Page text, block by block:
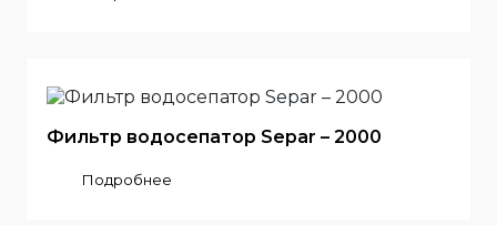
Фильтр водосепатор Separ – 2000
Подробнее